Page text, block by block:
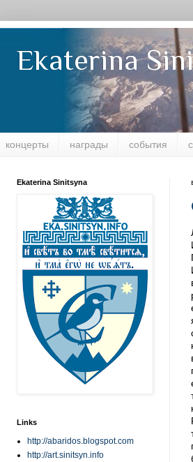
Ekaterina
концерты награды события
Ekaterina Sinitsyna
Links
http://abaridos.blogspot.com
http://art.sinitsyn.info